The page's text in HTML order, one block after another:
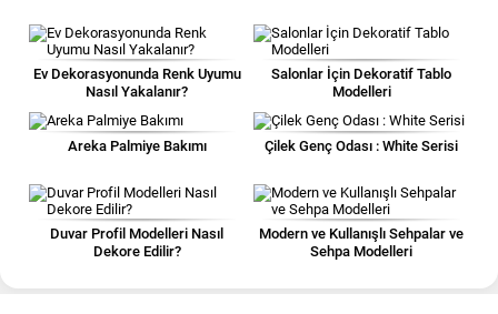
Ev Dekorasyonunda Renk Uyumu
Nasıl Yakalanır?
Salonlar İçin Dekoratif Tablo
Modelleri
Areka Palmiye Bakımı Çilek Genç Odası : White Serisi
Duvar Profil Modelleri Nasıl
Dekore Edilir?
Modern ve Kullanışlı Sehpalar ve
Sehpa Modelleri